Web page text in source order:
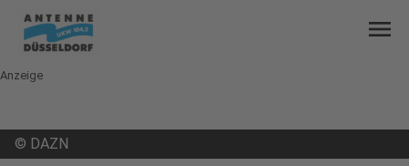
menu
Anzeige
© DAZN